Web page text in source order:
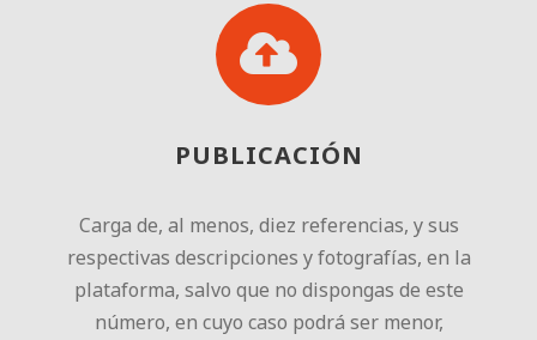
PUBLICACIÓN
Carga de, al menos, diez referencias, y sus
respectivas descripciones y fotografías, en la
plataforma, salvo que no dispongas de este
número, en cuyo caso podrá ser menor,